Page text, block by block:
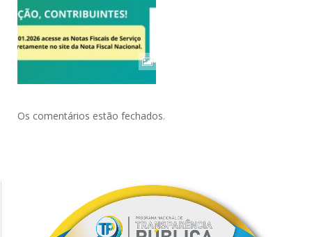
Os comentários estão fechados.